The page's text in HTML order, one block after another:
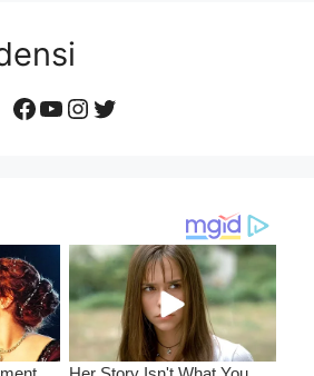
Facebook
YouTube
Instagram
Twitter